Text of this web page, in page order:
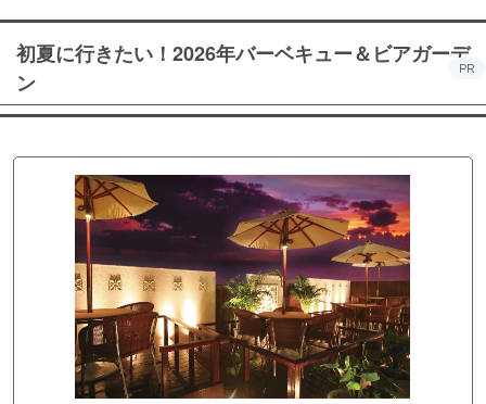
初夏に行きたい！2026年バーベキュー＆ビアガーデ
ン
PR